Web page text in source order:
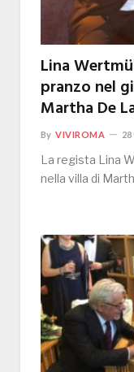
Lina
pranzo nel
Martha De
By VIVIROMA
La regista Lina
nella villa di